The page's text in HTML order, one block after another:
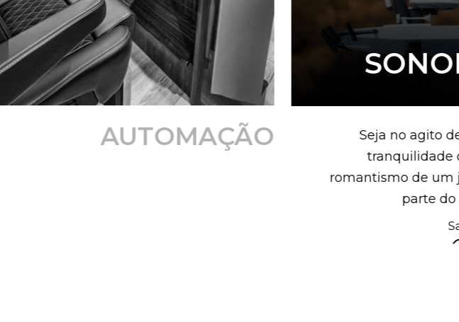
AUTOMAÇÃO
Seja no agito
tranquilidade
romantismo de um
parte